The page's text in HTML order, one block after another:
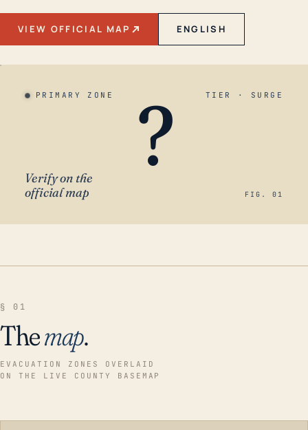
VIEW OFFICIAL MAP ENGLISH
PRIMARY ZONE TIER · SURGE
?
Verify on the
official map
FIG. 01
§ 01
Themap.
EVACUATION ZONES OVERLAID
ON THE LIVE COUNTY BASEMAP